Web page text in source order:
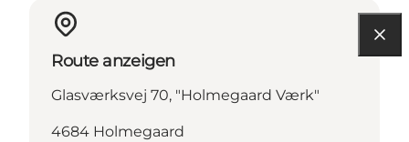
Route anzeigen
Glasværksvej 70, "Holmegaard Værk"
4684 Holmegaard